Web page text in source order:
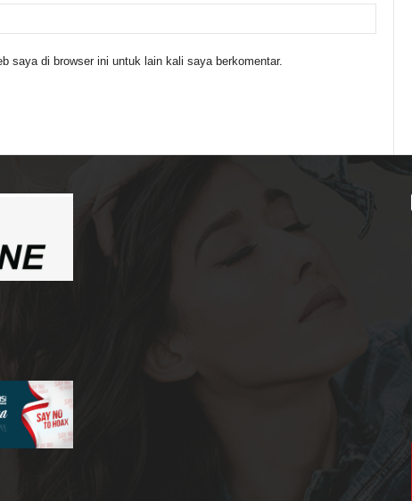
saya di browser ini untuk lain kali saya berkomentar.